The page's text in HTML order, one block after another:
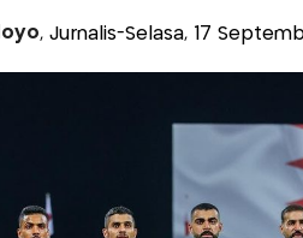
, Jurnalis-Selasa, 17